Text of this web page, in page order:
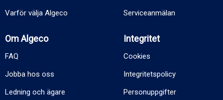
Varför välja Algeco
Serviceanmälan
Om Algeco
FAQ
Jobba hos oss
Ledning och ägare
Integritet
Cookies
Integritetspolicy
Personuppgifter